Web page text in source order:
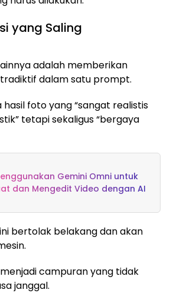
yang Saling
adalah memberikan
dalam satu prompt.
hasil foto yang “sangat realistis
tetapi sekaligus “bergaya
Gemini Omni untuk
dan Mengedit Video dengan AI
bertolak belakang dan akan
campuran yang tidak
janggal.